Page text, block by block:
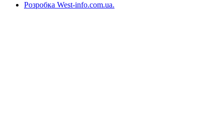
Розробка West-info.com.ua.